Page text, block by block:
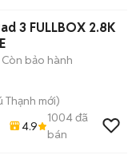
3 FULLBOX 2.8K
Còn bảo hành
Thạnh mới)
4.9
1004đã
bán